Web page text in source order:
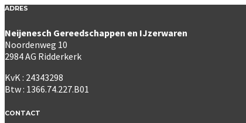
ADRES
Neijenesch Gereedschappen en IJzerwaren
Noordenweg 10
2984 AG Ridderkerk
KvK : 24343298
Btw : 1366.74.227.B01
CONTACT